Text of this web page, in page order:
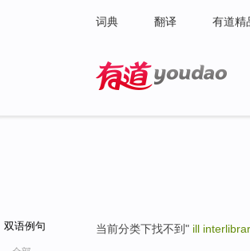
词典 翻译 有道精
双语例句 当前分类下找不到" ill